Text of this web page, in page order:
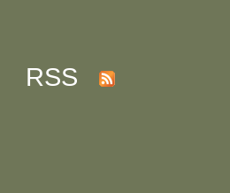
RSS